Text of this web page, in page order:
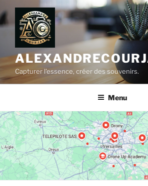
Aller
au
contenu
principal
Capturer l'essence, créer des souvenirs.
Menu